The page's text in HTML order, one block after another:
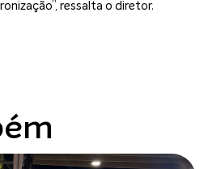
ressalta o diretor.